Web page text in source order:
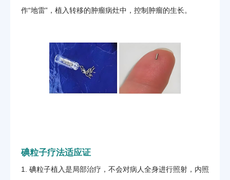
作“地雷”，植入转移的肿瘤病灶中，控制肿瘤的生长。
碘粒子疗法适应证
1. 碘粒子植入是局部治疗，不会对病人全身进行照射，内照